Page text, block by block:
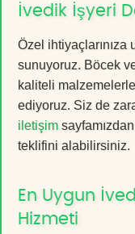
İvedik İşyeri
Özel ihtiyaçlarınıza
sunuyoruz. Böcek
kaliteli
ediyoruz. Siz de
iletişim
teklifini alabilirsiniz.
En Uygun
Hizmeti